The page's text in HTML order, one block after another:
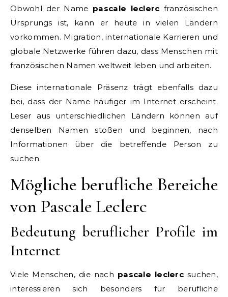
Obwohl der Name pascale leclerc französischen
Ursprungs ist, kann er heute in vielen Ländern
vorkommen. Migration, internationale Karrieren und
globale Netzwerke führen dazu, dass Menschen mit
französischen Namen weltweit leben und arbeiten.
Diese internationale Präsenz trägt ebenfalls dazu
bei, dass der Name häufiger im Internet erscheint.
Leser aus unterschiedlichen Ländern können auf
denselben Namen stoßen und beginnen, nach
Informationen über die betreffende Person zu
suchen.
Mögliche berufliche Bereiche
von Pascale Leclerc
Bedeutung beruflicher Profile im
Internet
Viele Menschen, die nach pascale leclerc suchen,
interessieren sich besonders für berufliche